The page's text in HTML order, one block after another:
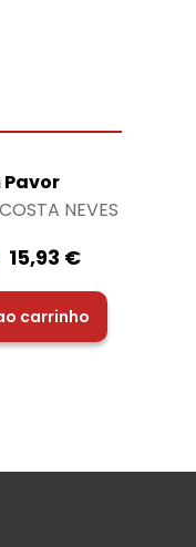
Pavor
NEVES
15,93 €
carrinho